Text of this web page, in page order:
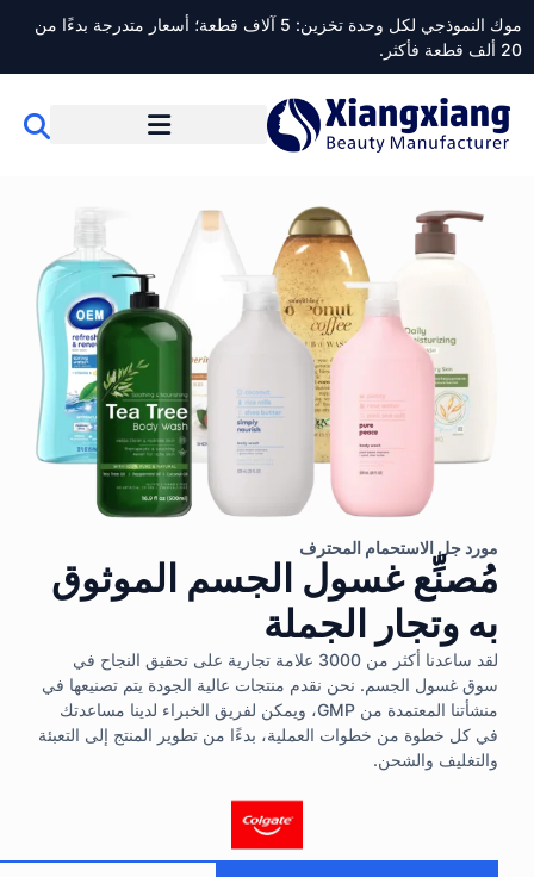
موك النموذجي لكل وحدة تخزين: 5 آلاف قطعة؛ أسعار متدرجة بدءًا من
20 ألف قطعة فأكثر.
مورد جل الاستحمام المحترف
مُصنِّع غسول الجسم الموثوق
به وتجار الجملة
لقد ساعدنا أكثر من 3000 علامة تجارية على تحقيق النجاح في
سوق غسول الجسم. نحن نقدم منتجات عالية الجودة يتم تصنيعها في
منشأتنا المعتمدة من GMP، ويمكن لفريق الخبراء لدينا مساعدتك
في كل خطوة من خطوات العملية، بدءًا من تطوير المنتج إلى التعبئة
والتغليف والشحن.